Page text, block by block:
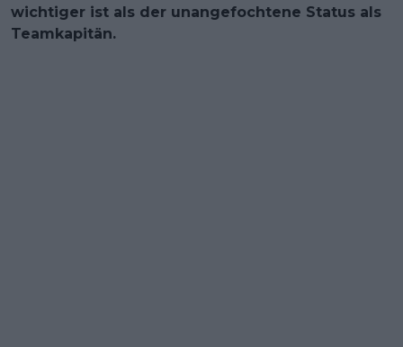
wichtiger ist als der unangefochtene Status als
Teamkapitän.